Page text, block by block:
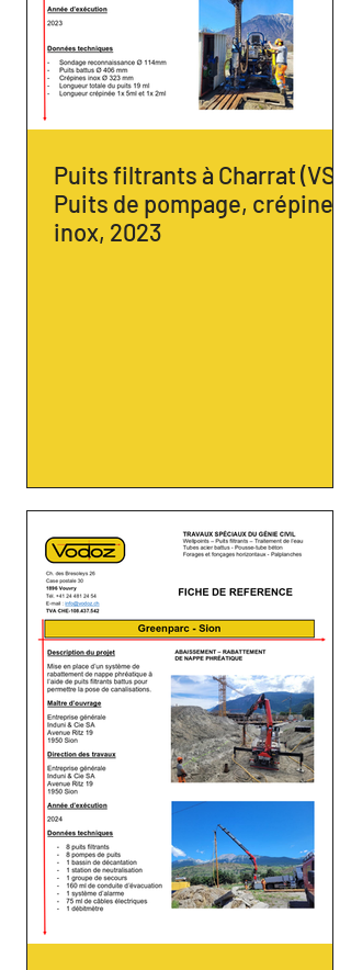
Puits filtrants à Charrat (VS) -
Puits de pompage, crépine
inox, 2023